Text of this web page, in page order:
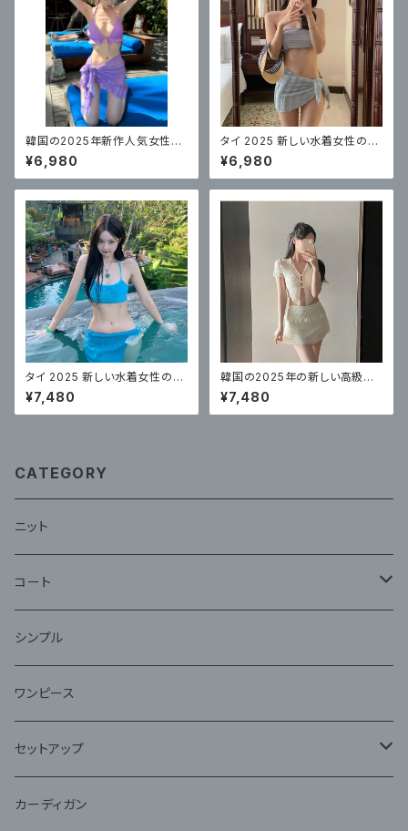
韓国の2025年新作人気女性用
水着、セクシー美女、3点ストラッ
プビキニ3点セット
¥6,980
タイ 2025 新しい水着女性のハ
イエンドで美しいビキニ 3 点セ
ット無地プリーツ
¥6,980
タイ 2025 新しい水着女性のソ
リッドカラーのチューブトップセ
クシーなビキニ 3 点セット
¥7,480
韓国の2025年の新しい高級レ
ース水着、女性のセクシーなビ
キニ4点セット
¥7,480
CATEGORY
ニット
コート
ファー
シンプル
ワンピース
セットアップ
ジャケット
カーディガン